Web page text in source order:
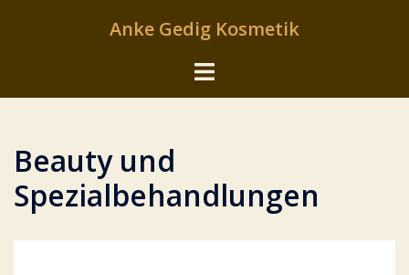
Anke Gedig Kosmetik
Menü
Beauty und
Spezialbehandlungen